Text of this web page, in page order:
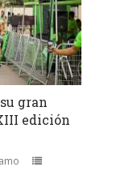
gran
edición